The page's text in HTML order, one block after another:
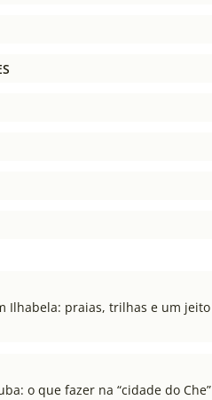
Ilhabela: praias, trilhas e um
o que fazer na “cidade do Che”